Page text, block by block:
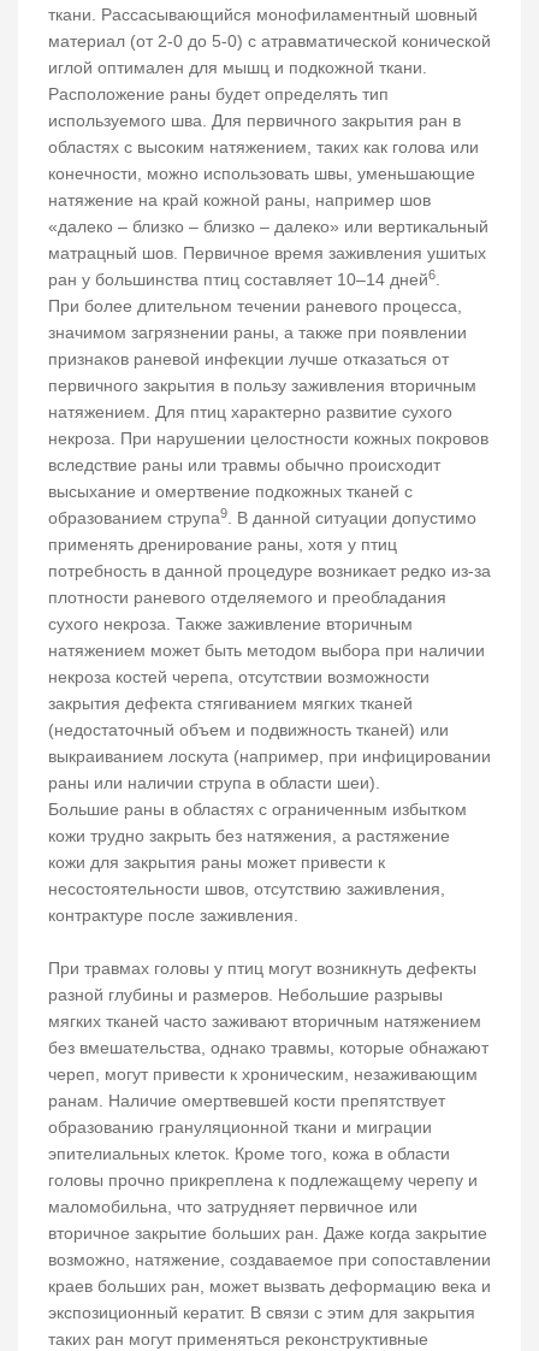
ткани. Рассасывающийся монофиламентный шовный
материал (от 2-0 до 5-0) с атравматической конической
иглой оптимален для мышц и подкожной ткани.
Расположение раны будет определять тип
используемого шва. Для первичного закрытия ран в
областях с высоким натяжением, таких как голова или
конечности, можно использовать швы, уменьшающие
натяжение на край кожной раны, например шов
«далеко – близко – близко – далеко» или вертикальный
матрацный шов. Первичное время заживления ушитых
ран у большинства птиц составляет 10–14 дней6
При более длительном течении раневого процесса,
значимом загрязнении раны, а также при появлении
признаков раневой инфекции лучше отказаться от
первичного закрытия в пользу заживления вторичным
натяжением. Для птиц характерно развитие сухого
некроза. При нарушении целостности кожных покровов
вследствие раны или травмы обычно происходит
высыхание и омертвение подкожных тканей с
образованием струпа9
. В данной ситуации допустимо
применять дренирование раны, хотя у птиц
потребность в данной процедуре возникает редко из-за
плотности раневого отделяемого и преобладания
сухого некроза. Также заживление вторичным
натяжением может быть методом выбора при наличии
некроза костей черепа, отсутствии возможности
закрытия дефекта стягиванием мягких тканей
(недостаточный объем и подвижность тканей) или
выкраиванием лоскута (например, при инфицировании
раны или наличии струпа в области шеи).
Большие раны в областях с ограниченным избытком
кожи трудно закрыть без натяжения, а растяжение
кожи для закрытия раны может привести к
несостоятельности швов, отсутствию заживления,
контрактуре после заживления.
При травмах головы у птиц могут возникнуть дефекты
разной глубины и размеров. Небольшие разрывы
мягких тканей часто заживают вторичным натяжением
без вмешательства, однако травмы, которые обнажают
череп, могут привести к хроническим, незаживающим
ранам. Наличие омертвевшей кости препятствует
образованию грануляционной ткани и миграции
эпителиальных клеток. Кроме того, кожа в области
головы прочно прикреплена к подлежащему черепу и
маломобильна, что затрудняет первичное или
вторичное закрытие больших ран. Даже когда закрытие
возможно, натяжение, создаваемое при сопоставлении
краев больших ран, может вызвать деформацию века и
экспозиционный кератит. В связи с этим для закрытия
таких ран могут применяться реконструктивные